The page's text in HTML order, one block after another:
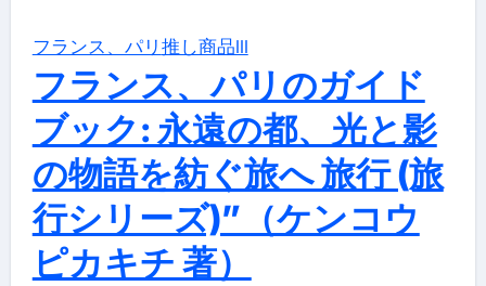
フランス、パリ推し商品III
フランス、パリのガイド
ブック: 永遠の都、光と影
の物語を紡ぐ旅へ 旅行 (旅
行シリーズ)”（ケンコウ
ピカキチ 著）